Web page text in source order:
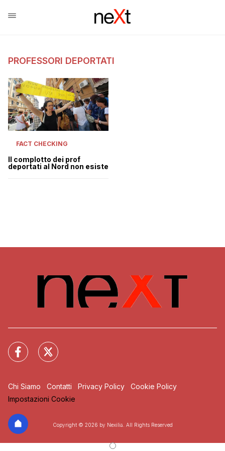
PROFESSORI DEPORTATI
FACT CHECKING
Il complotto dei prof
deportati al Nord non esiste
Chi Siamo Contatti Privacy Policy
Cookie Policy
Impostazioni Cookie
Copyright © 2026 by Nexilia. All Rights Reserved